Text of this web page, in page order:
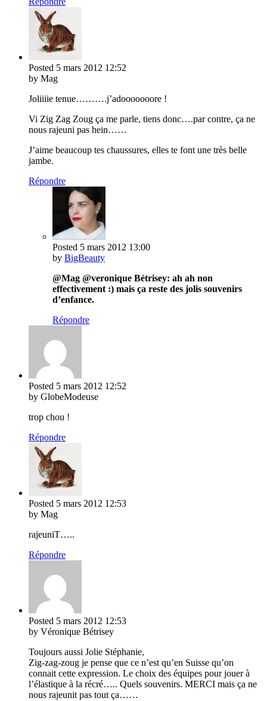
Posted 5 mars 2012 12:52
by Mag
Joliiiie tenue……….j’adooooooore !
Vi Zig Zag Zoug ça me parle, tiens donc….par contre, ça ne
nous rajeuni pas hein……
J’aime beaucoup tes chaussures, elles te font une très belle
jambe.
Répondre
Posted 5 mars 2012 13:00
by BigBeauty
@Mag @veronique Bétrisey: ah ah non
effectivement :) mais ça reste des jolis souvenirs
d’enfance.
Répondre
Posted 5 mars 2012 12:52
by GlobeModeuse
trop chou !
Répondre
Posted 5 mars 2012 12:53
by Mag
rajeuniT…..
Répondre
Posted 5 mars 2012 12:53
by Véronique Bétrisey
Toujours aussi Jolie Stéphanie,
Zig-zag-zoug je pense que ce n’est qu’en Suisse qu’on
connait cette expression. Le choix des équipes pour jouer à
l’élastique à la récré….. Quels souvenirs. MERCI mais ça ne
nous rajeunit pas tout ça……